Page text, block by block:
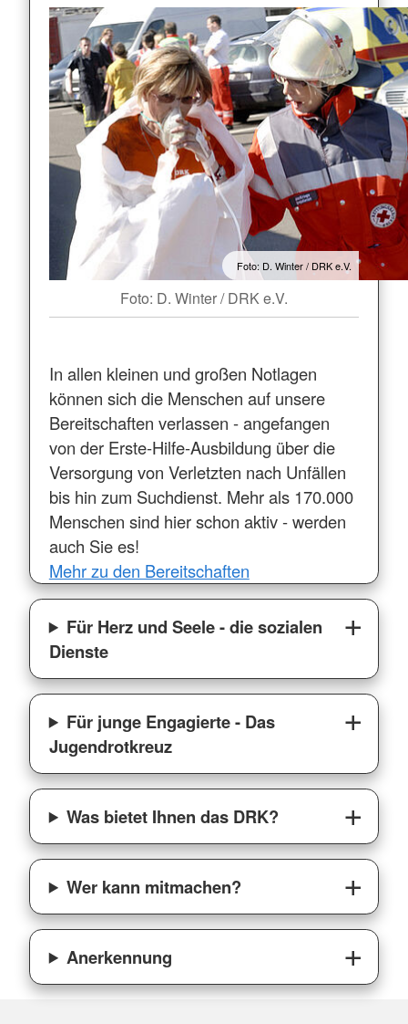
Foto: D. Winter / DRK e.V.
Foto: D. Winter / DRK e.V.
In allen kleinen und großen Notlagen
können sich die Menschen auf unsere
Bereitschaften verlassen - angefangen
von der Erste-Hilfe-Ausbildung über die
Versorgung von Verletzten nach Unfällen
bis hin zum Suchdienst. Mehr als 170.000
Menschen sind hier schon aktiv - werden
auch Sie es!
Mehr zu den Bereitschaften
Für Herz und Seele - die sozialen
Dienste
Für junge Engagierte - Das
Jugendrotkreuz
Was bietet Ihnen das DRK?
Wer kann mitmachen?
Anerkennung